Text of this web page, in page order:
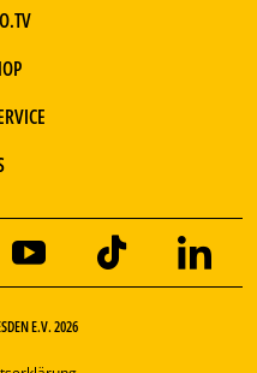
E.V. 2026